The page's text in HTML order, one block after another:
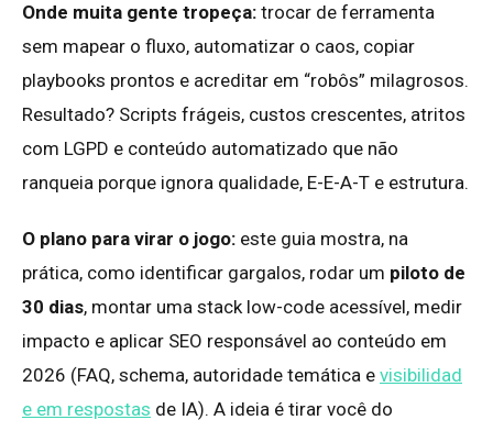
Onde muita gente tropeça: trocar de ferramenta
sem mapear o fluxo, automatizar o caos, copiar
playbooks prontos e acreditar em “robôs” milagrosos.
Resultado? Scripts frágeis, custos crescentes, atritos
com LGPD e conteúdo automatizado que não
ranqueia porque ignora qualidade, E-E-A-T e estrutura.
O plano para virar o jogo: este guia mostra, na
prática, como identificar gargalos, rodar um piloto de
30 dias, montar uma stack low-code acessível, medir
impacto e aplicar SEO responsável ao conteúdo em
2026 (FAQ, schema, autoridade temática e visibilidad
e em respostas de IA). A ideia é tirar você do